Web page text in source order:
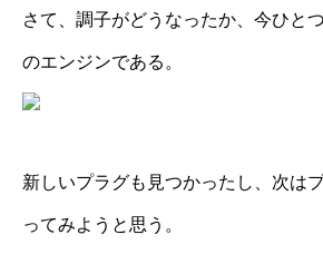
さて、調子がどうなったか、今ひと
のエンジンである。
新しいプラグも見つかった し、次は
ってみようと思う。